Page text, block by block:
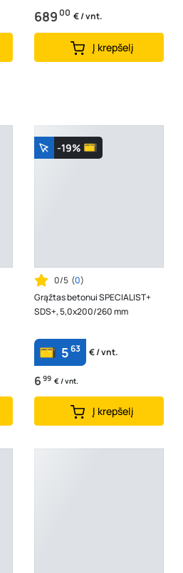
diskas 210 mm
68900 € / vnt.
Į krepšelį
-19%
0/5 (0)
Grąžtas betonui SPECIALIST+
SDS+, 5,0x200/260 mm
563 € / vnt.
6 99 € / vnt.
Į krepšelį